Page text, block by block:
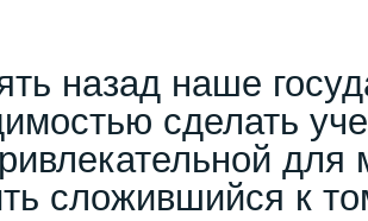
назад наше
сделать
сложившийся к